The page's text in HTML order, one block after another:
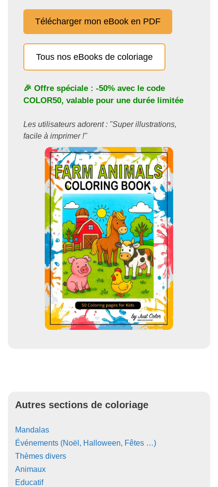
Télécharger mon eBook en PDF
Tous nos eBooks de coloriage
🎉 Offre spéciale : -50% avec le code
COLOR50, valable pour une durée limitée
Les utilisateurs adorent : "Super illustrations,
facile à imprimer !"
Autres sections de coloriage
Mandalas
Événements (Noël, Halloween, Fêtes …)
Thèmes divers
Animaux
Educatif